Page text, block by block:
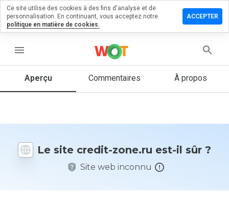
menu
Aperçu Commentaires À propos
Le site credit-zone.ru est-il sûr ?
Site web inconnu
un
1 et 5
vous à ce
site ?
Ce site utilise des cookies à des fins d'analyse et de
personnalisation. En continuant, vous acceptez notre
politique en matière de cookies.
ACCEPTER